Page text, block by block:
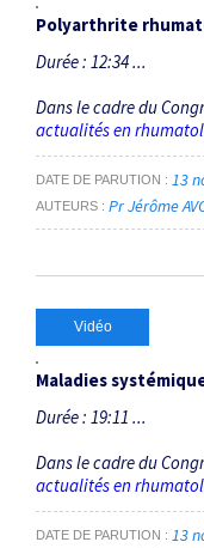
Polyarthrite
Durée : 12:34 ...
Dans le cadre du
actualités en
DATE DE PARUTION 13
AUTEURS Pr Jérôme
Vidéo
Maladies
Durée : 19:11 ...
Dans le cadre du
actualités en
DATE DE PARUTION 13